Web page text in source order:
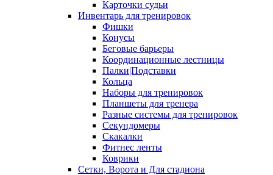
Карточки судьи
Инвентарь для тренировок
Фишки
Конусы
Беговые барьеры
Координационные лестницы
Палки|Подставки
Кольца
Наборы для тренировок
Планшеты для тренера
Разные системы для тренировок
Секундомеры
Скакалки
Фитнес ленты
Коврики
Сетки, Ворота и Для стадиона